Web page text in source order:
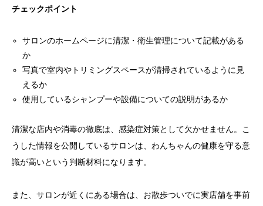
チェックポイント
サロンのホームページに清潔・衛生管理について記載がある
か
写真で室内やトリミングスペースが清掃されているように見
えるか
使用しているシャンプーや設備についての説明があるか
清潔な店内や消毒の徹底は、感染症対策として欠かせません。こ
うした情報を公開しているサロンは、わんちゃんの健康を守る意
識が高いという判断材料になります。
また、サロンが近くにある場合は、お散歩ついでに実店舗を事前